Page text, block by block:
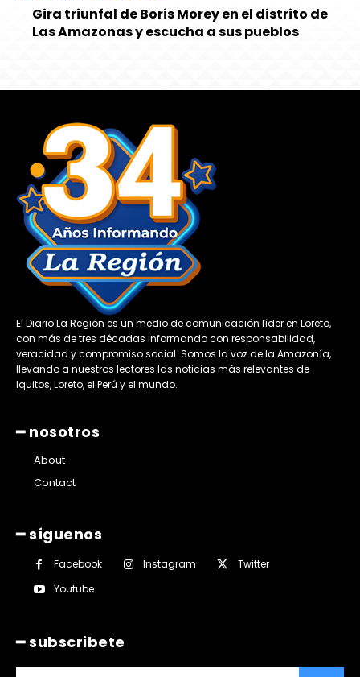
Gira triunfal de Boris Morey en el distrito de
Las Amazonas y escucha a sus pueblos
El Diario La Región es un medio de comunicación líder en Loreto,
con más de tres décadas informando con responsabilidad,
veracidad y compromiso social. Somos la voz de la Amazonía,
llevando a nuestros lectores las noticias más relevantes de
Iquitos, Loreto, el Perú y el mundo.
━ nosotros
About
Contact
━ síguenos
Facebook Instagram
Twitter
Youtube
━ subscribete